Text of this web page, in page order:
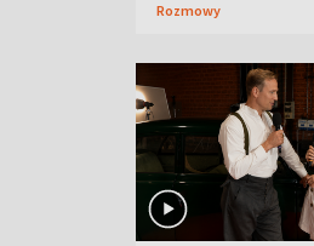
Rozmowy